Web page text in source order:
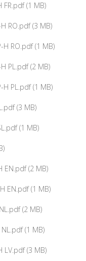
FR.pdf (1 MB)
RO.pdf (3 MB)
H RO.pdf (1 MB)
PL.pdf (2 MB)
H PL.pdf (1 MB)
(3 MB)
(1 MB)
EN.pdf (2 MB)
EN.pdf (1 MB)
(2 MB)
(1 MB)
LV.pdf (3 MB)